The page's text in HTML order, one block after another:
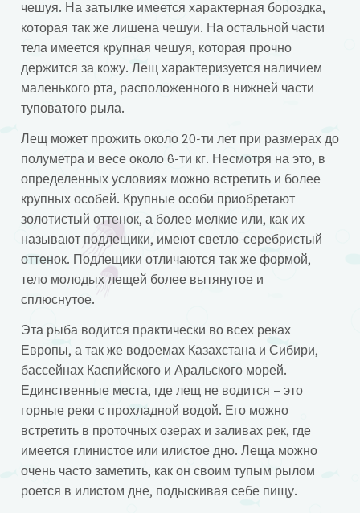
чешуя. На затылке имеется характерная бороздка,
которая так же лишена чешуи. На остальной части
тела имеется крупная чешуя, которая прочно
держится за кожу. Лещ характеризуется наличием
маленького рта, расположенного в нижней части
туповатого рыла.
Лещ может прожить около 20-ти лет при размерах до
полуметра и весе около 6-ти кг. Несмотря на это, в
определенных условиях можно встретить и более
крупных особей. Крупные особи приобретают
золотистый оттенок, а более мелкие или, как их
называют подлещики, имеют светло-серебристый
оттенок. Подлещики отличаются так же формой,
тело молодых лещей более вытянутое и
сплюснутое.
Эта рыба водится практически во всех реках
Европы, а так же водоемах Казахстана и Сибири,
бассейнах Каспийского и Аральского морей.
Единственные места, где лещ не водится – это
горные реки с прохладной водой. Его можно
встретить в проточных озерах и заливах рек, где
имеется глинистое или илистое дно. Леща можно
очень часто заметить, как он своим тупым рылом
роется в илистом дне, подыскивая себе пищу.